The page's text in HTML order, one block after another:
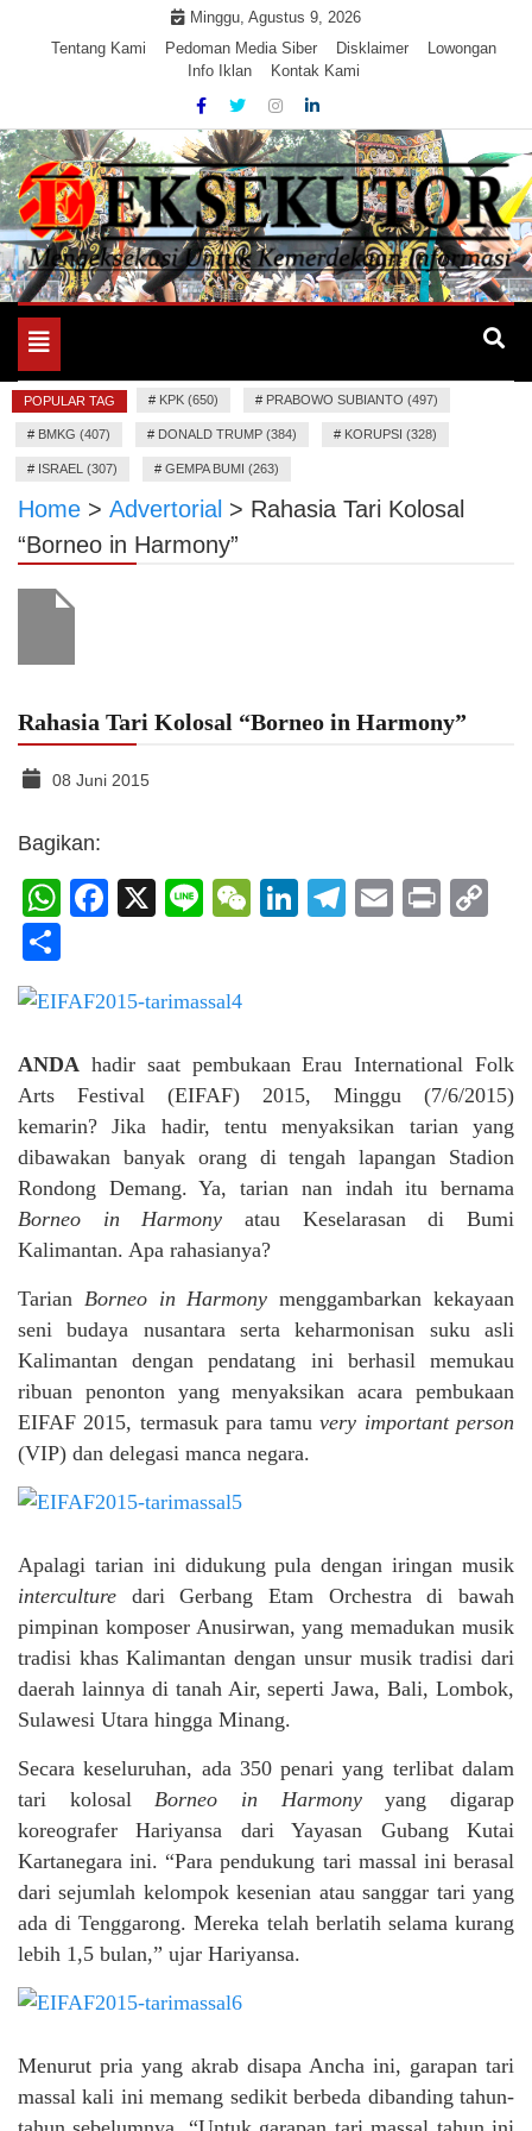
Minggu, Agustus 9, 2026
Tentang Kami
Pedoman Media Siber Disklaimer
Lowongan
Info Iklan
Kontak Kami
EKSEKUTOR
Mengeksekusi Berita Untuk Kemerdekaan dan Keadilan
Toggle
navigation
POPULAR TAG # KPK (650) # PRABOWO SUBIANTO (497)
# BMKG (407) # DONALD TRUMP (384) # KORUPSI (328)
# ISRAEL (307) # GEMPA BUMI (263)
Home > Advertorial > Rahasia Tari Kolosal
“Borneo in Harmony”
Rahasia Tari Kolosal “Borneo in Harmony”
08 Juni 2015
Bagikan:
WhatsApp
Facebook
X LineWeChat
LinkedIn
Telegram
Email
Print
ANDA hadir saat pembukaan Erau International Folk
Arts Festival (EIFAF) 2015, Minggu (7/6/2015)
kemarin? Jika hadir, tentu menyaksikan tarian yang
dibawakan banyak orang di tengah lapangan Stadion
Rondong Demang. Ya, tarian nan indah itu bernama
Borneo in Harmony atau Keselarasan di Bumi
Kalimantan. Apa rahasianya?
Tarian Borneo in Harmony menggambarkan kekayaan
seni budaya nusantara serta keharmonisan suku asli
Kalimantan dengan pendatang ini berhasil memukau
ribuan penonton yang menyaksikan acara pembukaan
EIFAF 2015, termasuk para tamuvery important person
(VIP) dan delegasi manca negara.
Apalagi tarian ini didukung pula dengan iringan musik
interculture dari Gerbang Etam Orchestra di bawah
pimpinan komposer Anusirwan, yang memadukan musik
tradisi khas Kalimantan dengan unsur musik tradisi dari
daerah lainnya di tanah Air, seperti Jawa, Bali, Lombok,
Sulawesi Utara hingga Minang.
Secara keseluruhan, ada 350 penari yang terlibat dalam
tari kolosalBorneo in Harmonyyang digarap
koreografer Hariyansa dari Yayasan Gubang Kutai
Kartanegara ini. “Para pendukung tari massal ini berasal
dari sejumlah kelompok kesenian atau sanggar tari yang
ada di Tenggarong. Mereka telah berlatih selama kurang
lebih 1,5 bulan,” ujar Hariyansa.
Menurut pria yang akrab disapa Ancha ini, garapan tari
massal kali ini memang sedikit berbeda dibanding tahun-